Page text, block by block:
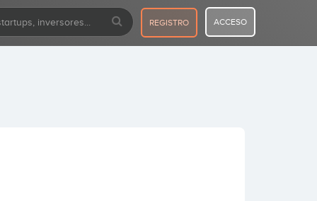
REGISTRO ACCESO